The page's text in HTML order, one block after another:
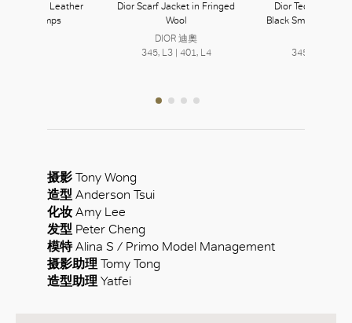
Vinyl and Leather
toe Pumps
Dior Scarf Jacket in Fringed
Wool
DIOR 迪奧
345, L3 | 401, L4
Dior Teddy D CD
Black Small-Brim
345, L3 | 401,
摄影 Tony Wong
造型 Anderson Tsui
化妆 Amy Lee
发型 Peter Cheng
模特Alina S / Primo Model Management
摄影助理 Tomy Tong
造型助理 Yatfei